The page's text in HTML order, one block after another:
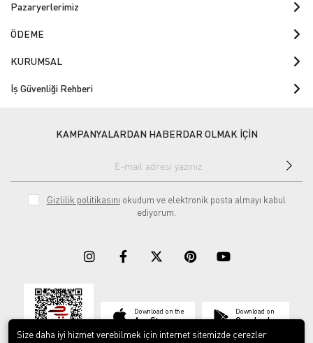
Pazaryerlerimiz
ÖDEME
KURUMSAL
İş Güvenliği Rehberi
KAMPANYALARDAN HABERDAR OLMAK İÇİN
Gizlilik politikasını okudum ve elektronik posta almayı kabul
ediyorum.
Download on the
App Store
Download on
Google play
Size daha iyi hizmet verebilmek için internet sitemizde çerezler